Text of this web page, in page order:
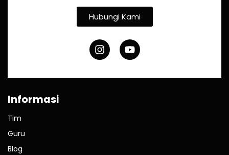
Hubungi Kami
Informasi
Tim
Guru
Blog